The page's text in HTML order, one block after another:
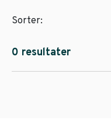
0 resultater
Sorter: